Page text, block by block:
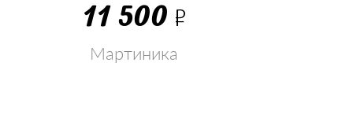
11 500 Р
Мартиника